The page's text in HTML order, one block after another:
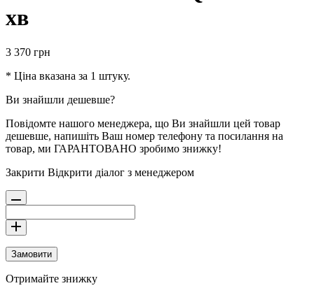
хв
3 370 грн
* Ціна вказана за 1 штуку.
Ви знайшли дешевше?
Повідомте нашого менеджера, що Ви знайшли цей товар
дешевше, напишіть Ваш номер телефону та посилання на
товар, ми ГАРАНТОВАНО зробимо знижку!
Закрити Відкрити діалог з менеджером
Замовити
Отримайте знижку